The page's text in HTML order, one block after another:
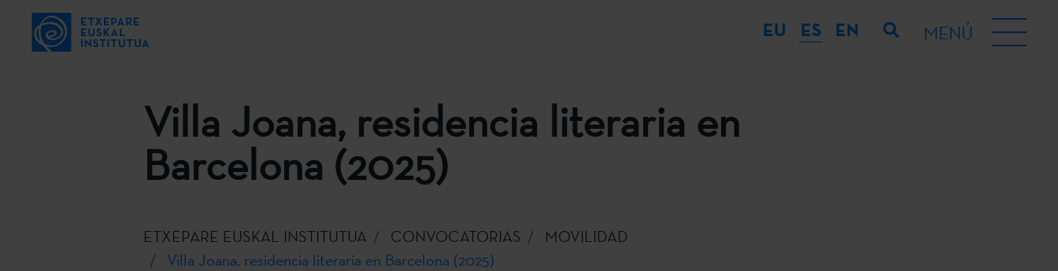
EU ES EN MENÚ
Villa Joana, residencia literaria en
Barcelona (2025)
ETXEPARE EUSKAL INSTITUTUA CONVOCATORIAS
MOVILIDAD
Villa Joana, residencia literaria en Barcelona (2025)